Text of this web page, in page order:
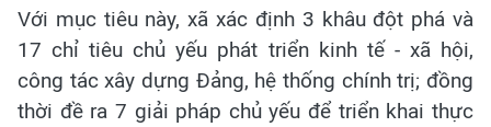
Với mục tiêu này, xã xác định 3 khâu đột phá và
17 chỉ tiêu chủ yếu phát triển kinh tế - xã hội,
công tác xây dựng Đảng, hệ thống chính trị; đồng
thời đề ra 7 giải pháp chủ yếu để triển khai thực